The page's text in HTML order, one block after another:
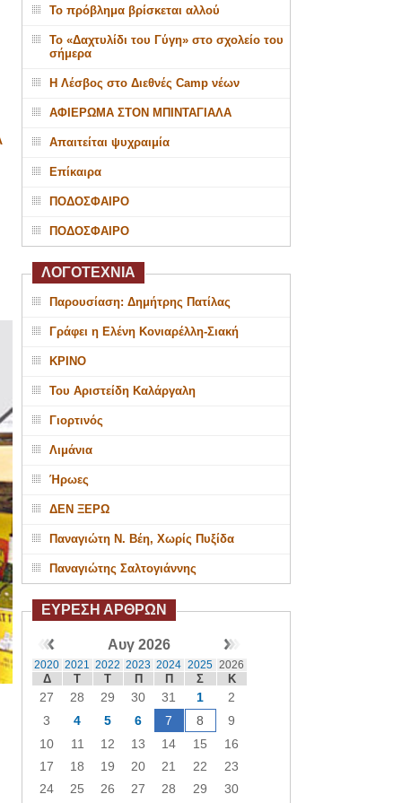
Το πρόβλημα βρίσκεται αλλού
Το «Δαχτυλίδι του Γύγη» στο σχολείο του
σήμερα
Η Λέσβος στο Διεθνές Camp νέων
ΑΦΙΕΡΩΜΑ ΣΤΟΝ ΜΠΙΝΤΑΓΙΑΛΑ
Απαιτείται ψυχραιμία
Επίκαιρα
ΠΟΔΟΣΦΑΙΡΟ
ΠΟΔΟΣΦΑΙΡΟ
ΛΟΓΟΤΕΧΝΙΑ
Παρουσίαση: Δημήτρης Πατίλας
Γράφει η Ελένη Κονιαρέλλη-Σιακή
ΚΡΙΝΟ
Του Αριστείδη Καλάργαλη
Γιορτινός
Λιμάνια
Ήρωες
ΔΕΝ ΞΕΡΩ
Παναγιώτη Ν. Βέη, Χωρίς Πυξίδα
Παναγιώτης Σαλτογιάννης
ΕΥΡΕΣΗ ΑΡΘΡΩΝ
Αυγ 2026
2020 2021 2022 2023 2024 2025 2026
Δ Τ Τ Π Π Σ Κ
27 28 29 30 31 1
2
3
4 5 6 7 8
9
10
11 12 13 14 15
16
17
18 19 20 21 22
23
24
25 26 27 28 29
30